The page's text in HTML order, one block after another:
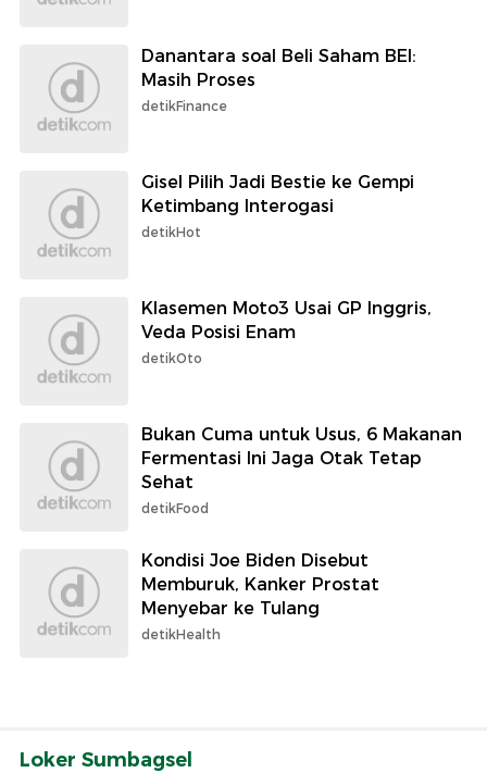
Danantara soal Beli Saham BEI:
Masih Proses
detikFinance
Gisel Pilih Jadi Bestie ke Gempi
Ketimbang Interogasi
detikHot
Klasemen Moto3 Usai GP Inggris,
Veda Posisi Enam
detikOto
Bukan Cuma untuk Usus, 6 Makanan
Fermentasi Ini Jaga Otak Tetap
Sehat
detikFood
Kondisi Joe Biden Disebut
Memburuk, Kanker Prostat
Menyebar ke Tulang
detikHealth
Loker Sumbagsel